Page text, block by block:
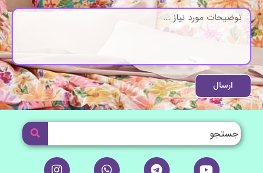
ارسال
Y
T
W
I